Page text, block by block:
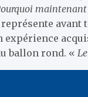
maintenant
avant
expérience
ballon rond. «